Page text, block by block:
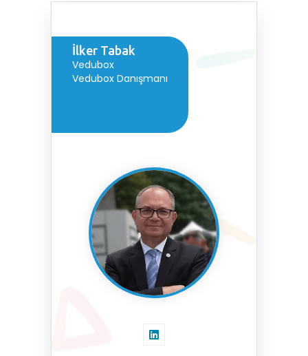
İlker Tabak
Vedubox
Vedubox Danışmanı